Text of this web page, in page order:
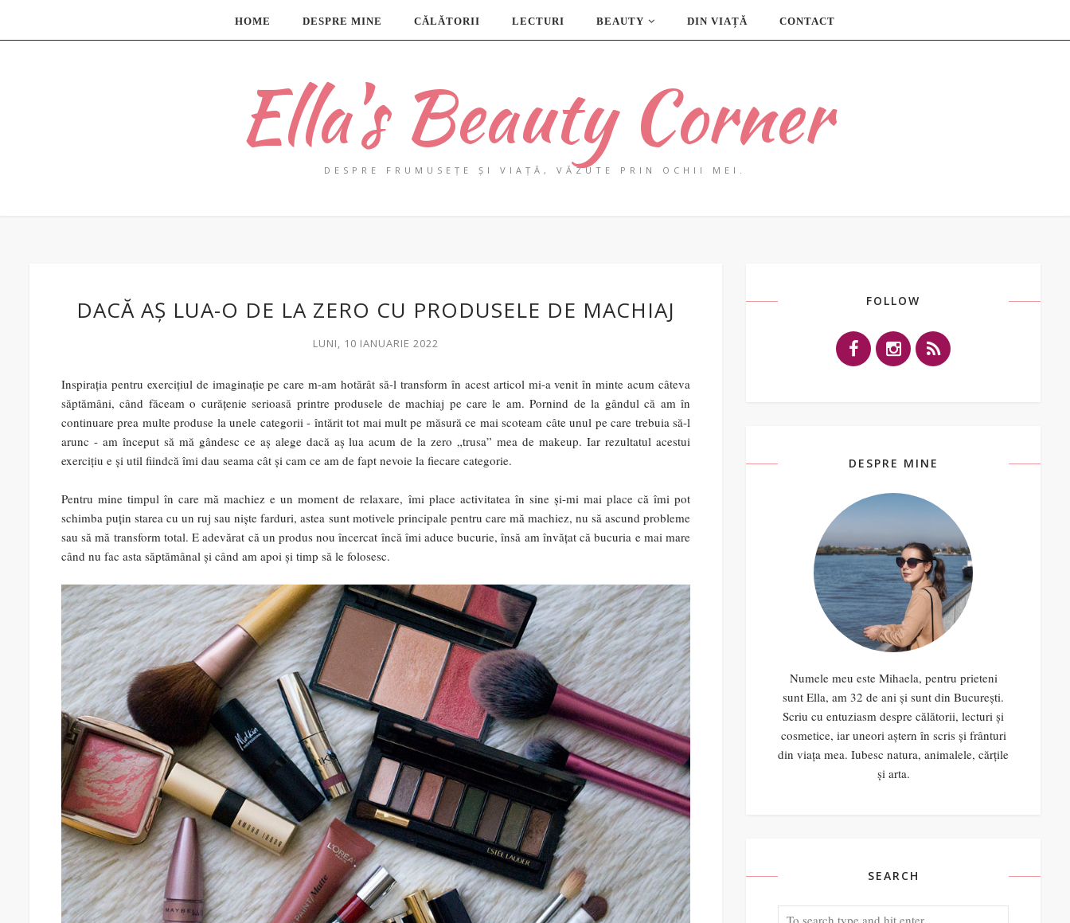
HOME DESPRE MINE CĂLĂTORII LECTURI BEAUTY DIN VIAȚĂ CONTACT
Ella's Beauty Corner
DESPRE FRUMUSEȚE ȘI VIAȚĂ, VĂZUTE PRIN OCHII MEI.
DACĂ AȘ LUA-O DE LA ZERO CU PRODUSELE DE MACHIAJ
LUNI, 10 IANUARIE 2022
Inspirația pentru exercițiul de imaginație pe care m-am hotărât să-l transform în acest articol mi-a venit în minte acum câteva
săptămâni, când făceam o curățenie serioasă printre produsele de machiaj pe care le am. Pornind de la gândul că am în
continuare prea multe produse la unele categorii - întărit tot mai mult pe măsură ce mai scoteam câte unul pe care trebuia să-l
arunc - am început să mă gândesc ce aș alege dacă aș lua acum de la zero „trusa” mea de makeup. Iar rezultatul acestui
exercițiu e și util fiindcă îmi dau seama cât și cam ce am de fapt nevoie la fiecare categorie.
Pentru mine timpul în care mă machiez e un moment de relaxare, îmi place activitatea în sine și-mi mai place că îmi pot
schimba puțin starea cu un ruj sau niște farduri, astea sunt motivele principale pentru care mă machiez, nu să ascund probleme
sau să mă transform total. E adevărat că un produs nou încercat încă îmi aduce bucurie, însă am învățat că bucuria e mai mare
când nu fac asta săptămânal și când am apoi și timp să le folosesc.
FOLLOW
DESPRE MINE
Numele meu este Mihaela, pentru prieteni
sunt Ella, am 32 de ani și sunt din București.
Scriu cu entuziasm despre călătorii, lecturi și
cosmetice, iar uneori aștern în scris și frânturi
din viața mea. Iubesc natura, animalele, cărțile
și arta.
SEARCH